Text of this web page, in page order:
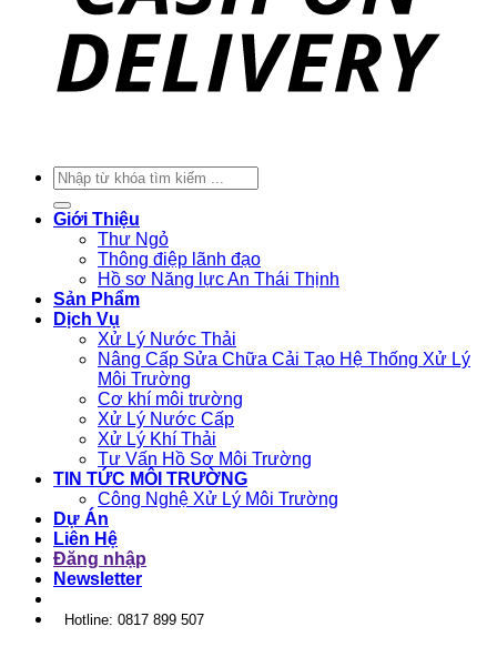
Tìm
kiếm:
Giới Thiệu
Thư Ngỏ
Thông điệp lãnh đạo
Hồ sơ Năng lực An Thái Thịnh
Sản Phẩm
Dịch Vụ
Xử Lý Nước Thải
Nâng Cấp Sửa Chữa Cải Tạo Hệ Thống Xử Lý
Môi Trường
Cơ khí môi trường
Xử Lý Nước Cấp
Xử Lý Khí Thải
Tư Vấn Hồ Sơ Môi Trường
TIN TỨC MÔI TRƯỜNG
Công Nghệ Xử Lý Môi Trường
Dự Án
Liên Hệ
Đăng nhập
Newsletter
Hotline: 0817 899 507